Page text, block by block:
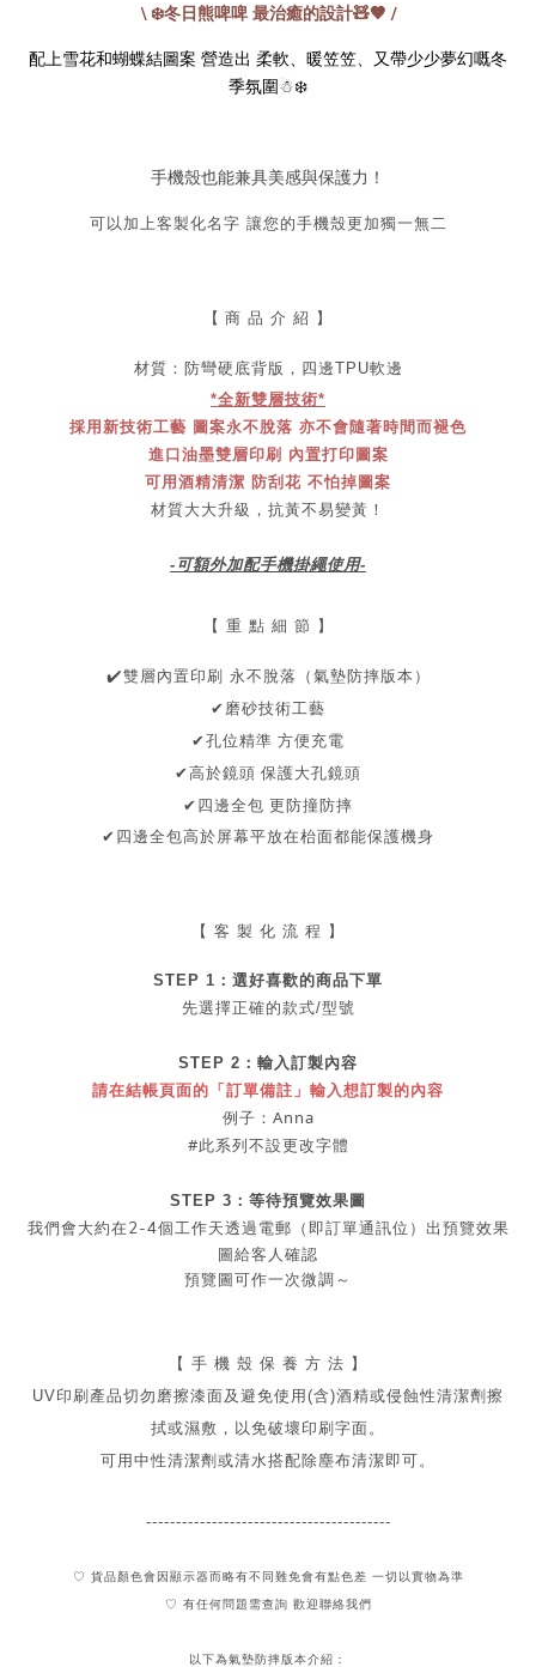
\ ❄️冬日熊啤啤 最治癒的設計🧸🤎 /
配上雪花和蝴蝶結圖案 營造出 柔軟、暖笠笠、又帶少少夢幻嘅冬
季氛圍☃❄️
手機殼也能兼具美感與保護力！
可以加上客製化名字 讓您的手機殼更加獨一無二
【 商 品 介 紹 】
材質：防彎硬底背版，四邊TPU軟邊
*全新雙層技術*
採用新技術工藝 圖案永不脫落 亦不會隨著時間而褪色
進口油墨雙層印刷 內置打印圖案
可用酒精清潔 防刮花 不怕掉圖案
材質大大升級，抗黃不易變黃！
-可額外加配手機掛繩使用-
【 重 點 細 節 】
✔️雙層內置印刷 永不脫落（氣墊防摔版本）
✔磨砂技術工藝
✔ 孔位精準 方便充電
✔高於鏡頭 保護大孔鏡頭
✔四邊全包 更防撞防摔
✔ 四邊全包高於屏幕平放在枱面都能保護機身
【 客 製 化 流 程 】
STEP 1： 選好喜歡的商品下單
先選擇正確的款式/型號
STEP 2： 輸入訂製內容
請在結帳頁面的「訂單備註」輸入想訂製的內容
例子：Anna
#此系列不設更改字體
STEP 3：等待預覽效果圖
我們會大約在2-4個工作天透過電郵（即訂單通訊位）出預覽效果
圖給客人確認
預覽圖可作一次微調～
【 手 機 殼 保 養 方 法 】
UV印刷產品切勿磨擦漆面及 避免使用(含)酒精或侵蝕性清潔劑擦
拭或濕敷，以免破壞印刷字面。
可用中性清潔劑或清水搭配除塵布清潔即可。
-----------------------------------------
♡ 貨品顏色會因顯示器而略有不同難免會有點色差 一切以實物為準
♡ 有任何問題需查詢 歡迎聯絡我們
以下為氣墊防摔版本介紹：